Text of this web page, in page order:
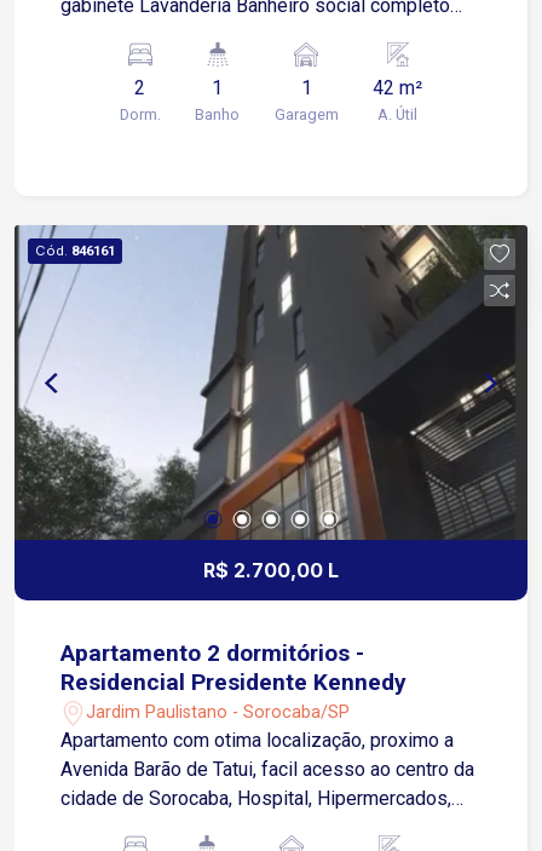
gabinete Lavanderia Banheiro social completo
coberta Condomínio Campo de futebol para lazer
Portaria 24 horas para segurança e controle de
acesso Localização Próximo à Avenida General
2
Dorm.
1
Banho
1
Garagem
42 m²
A. Útil
Cód. 846161
R$ 2.700,00 L
Apartamento 2 dormitórios -
Residencial Presidente Kennedy
Jardim Paulistano - Sorocaba/SP
Apartamento com otima localização, proximo a
Avenida Barão de Tatui, facil acesso ao centro da
cidade de Sorocaba, Hospital, Hipermercados,